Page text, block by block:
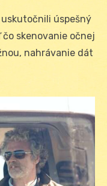
úspešný
skenovanie očnej
nahrávanie dát